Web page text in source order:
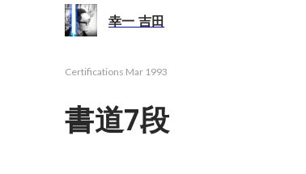
幸一 吉田
Certifications Mar 1993
書道7段